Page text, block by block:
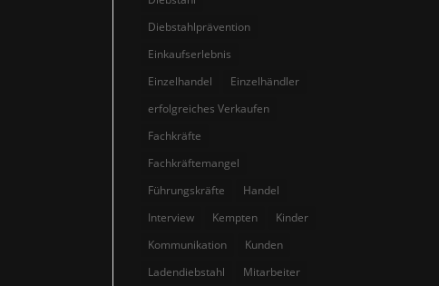
Diebstahlprävention
Einkaufserlebnis
Einzelhandel
Einzelhändler
erfolgreiches Verkaufen
Fachkräfte
Fachkräftemangel
Führungskräfte
Handel
Interview
Kempten
Kinder
Kommunikation
Kunden
Ladendiebstahl
Mitarbeiter